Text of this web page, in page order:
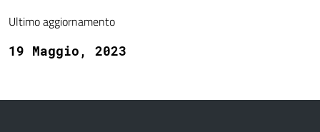
Ultimo aggiornamento
19 Maggio, 2023